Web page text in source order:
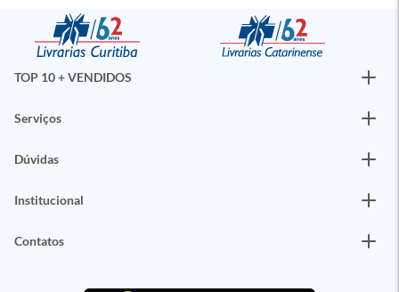
TOP 10 + VENDIDOS
Serviços
Dúvidas
Institucional
Contatos